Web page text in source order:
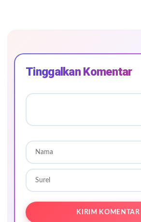
Tinggalkan Komentar